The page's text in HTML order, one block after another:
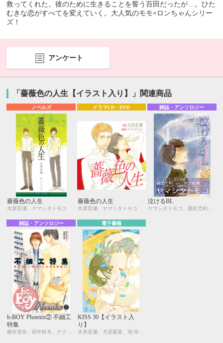
救ってくれた。彼のために生きることを誓う百田だったが…。ひた
むきな恋がすべてを変えていく。大人気のモモ×ロンちゃんシリー
ズ！
アンケート
「薔薇色の人生【イラスト入り】」関連商品
ノベルズ
薔薇色の人生
木原音瀬、ヤマシタトモコ
ドラマCD・DVD
薔薇色の人生
木原音瀬、ヤマシタトモコ
雑誌・アンソロジー
泣けるBL
雑誌・アンソロジー
b-BOY Phoenix② 不細工
特集
電子書籍
KISS 30【イラスト入
り】
木原音瀬、犬居葉菜、池 玲文、昼寝シアン